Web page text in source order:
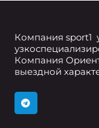
Компания sport1
Компания
выездной